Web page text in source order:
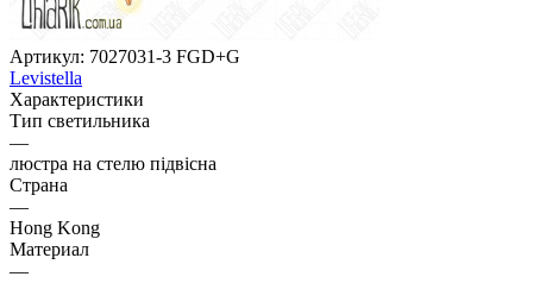
Артикул: 7027031-3 FGD+G
Levistella
Характеристики
Тип светильника
—
люстра на стелю підвісна
Страна
—
Hong Kong
Материал
—